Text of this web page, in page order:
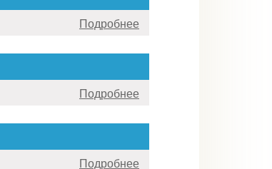
Подробнее
Подробнее
Подробнее